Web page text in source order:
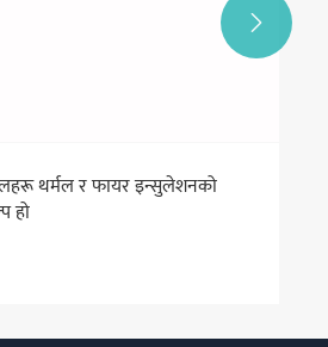
थर्मल र फायर इन्सुलेशनको
हो
